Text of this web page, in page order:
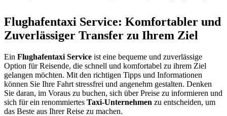
Flughafentaxi Service: Komfortabler und
Zuverlässiger Transfer zu Ihrem Ziel
Ein Flughafentaxi Service ist eine bequeme und zuverlässige
Option für Reisende, die schnell und komfortabel zu ihrem Ziel
gelangen möchten. Mit den richtigen Tipps und Informationen
können Sie Ihre Fahrt stressfrei und angenehm gestalten. Denken
Sie daran, im Voraus zu buchen, sich über Preise zu informieren und
sich für ein renommiertes Taxi-Unternehmen zu entscheiden, um
das Beste aus Ihrer Reise zu machen.